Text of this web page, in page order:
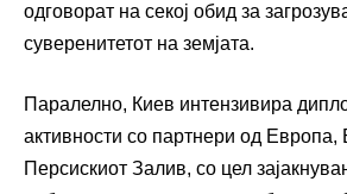
одговорат на секој обид за
суверенитетот на земјата.
Паралелно, Киев интензивира
активности со партнери од Европа,
Персискиот Залив, со цел